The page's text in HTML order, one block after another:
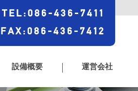
TEL:086-436-7411
FAX:086-436-7412
設備概要 運営会社